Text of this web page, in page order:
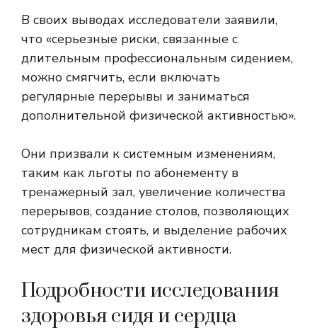
В своих выводах исследователи заявили,
что «серьезные риски, связанные с
длительным профессиональным сидением,
можно смягчить, если включать
регулярные перерывы и заниматься
дополнительной физической активностью».
Они призвали к системным изменениям,
таким как льготы по абонементу в
тренажерный зал, увеличение количества
перерывов, создание столов, позволяющих
сотрудникам стоять, и выделение рабочих
мест для физической активности.
Подробности исследования
здоровья сидя и сердца